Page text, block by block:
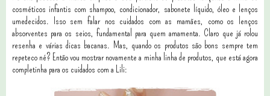
cosméticos infantis com shampoo, condicionador, sabonete líquido, óleo e lenços
umedecidos. Isso sem falar nos cuidados com as mamães, como os lenços
absorventes para os seios, fundamental para quem amamenta. Claro que já rolou
resenha e várias dicas bacanas. Mas, quando os produtos são bons sempre tem
repeteco né? Então vou mostrar novamente a minha linha de produtos, que está agora
completinha para os cuidados com a Lili: